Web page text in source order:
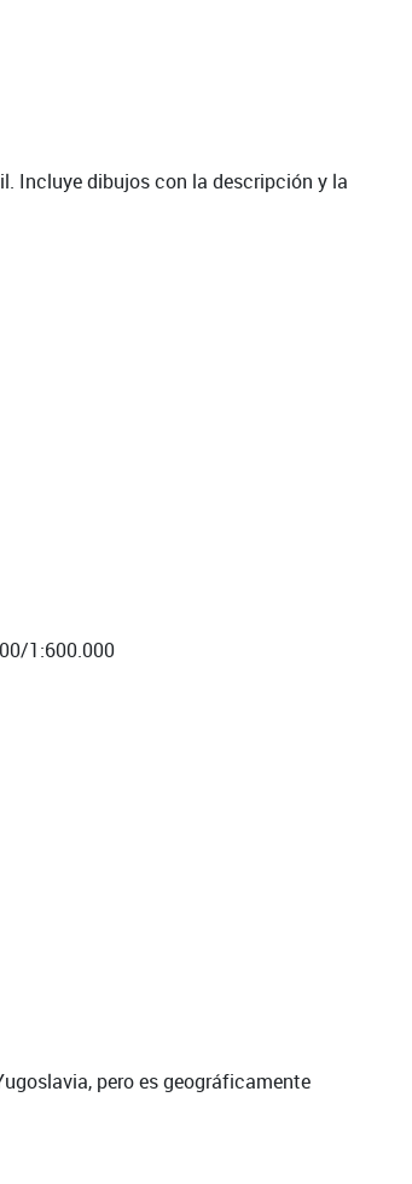
Incluye dibujos con la descripción y la
1:600.000
pero es geográficamente